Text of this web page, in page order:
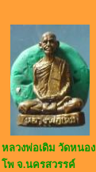
หลวงพ่อเดิม วัดหนอง
โพ จ.นครสวรรค์